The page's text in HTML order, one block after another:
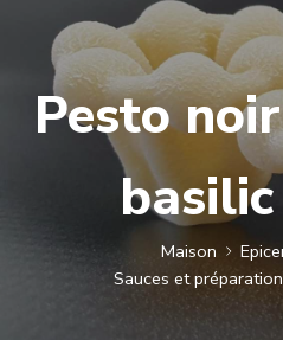
Pesto
Maison
Sauces et